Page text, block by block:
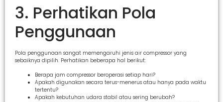
3. Perhatikan Pola
Penggunaan
Pola penggunaan sangat memengaruhi jenis air compressor yang
sebaiknya dipilih. Perhatikan beberapa hal berikut:
Berapa jam compressor beroperasi setiap hari?
Apakah digunakan secara terus-menerus atau hanya pada waktu
tertentu?
Apakah kebutuhan udara stabil atau sering berubah?